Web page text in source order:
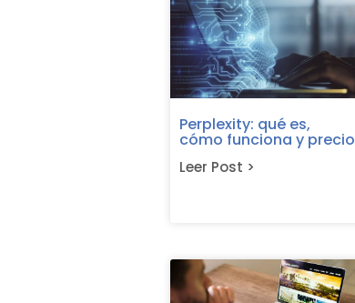
Perplexity: qué es,
cómo funciona y precio
Leer Post >